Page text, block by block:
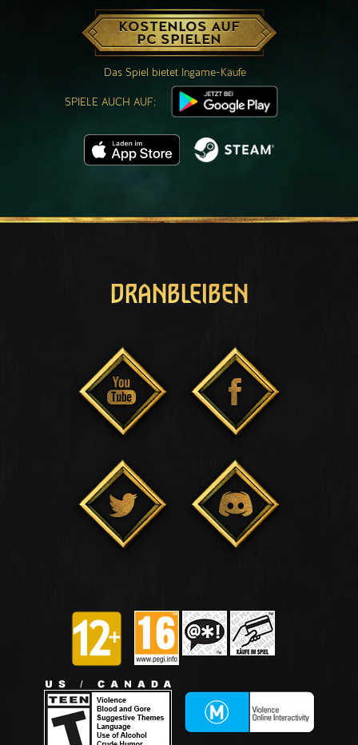
KOSTENLOS AUF
PC SPIELEN
Das Spiel bietet Ingame-Käufe
SPIELE AUCH AUF:
DRANBLEIBEN